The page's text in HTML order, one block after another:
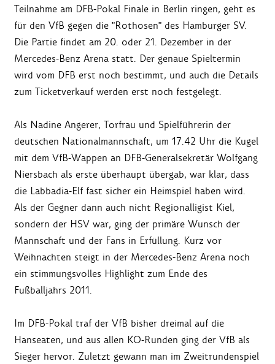
Teilnahme am DFB-Pokal Finale in Berlin ringen, geht es
für den VfB gegen die "Rothosen" des Hamburger SV.
Die Partie findet am 20. oder 21. Dezember in der
Mercedes-Benz Arena statt. Der genaue Spieltermin
wird vom DFB erst noch bestimmt, und auch die Details
zum Ticketverkauf werden erst noch festgelegt.
Als Nadine Angerer, Torfrau und Spielführerin der
deutschen Nationalmannschaft, um 17.42 Uhr die Kugel
mit dem VfB-Wappen an DFB-Generalsekretär Wolfgang
Niersbach als erste überhaupt übergab, war klar, dass
die Labbadia-Elf fast sicher ein Heimspiel haben wird.
Als der Gegner dann auch nicht Regionalligist Kiel,
sondern der HSV war, ging der primäre Wunsch der
Mannschaft und der Fans in Erfüllung. Kurz vor
Weihnachten steigt in der Mercedes-Benz Arena noch
ein stimmungsvolles Highlight zum Ende des
Fußballjahrs 2011.
Im DFB-Pokal traf der VfB bisher dreimal auf die
Hanseaten, und aus allen KO-Runden ging der VfB als
Sieger hervor. Zuletzt gewann man im Zweitrundenspiel